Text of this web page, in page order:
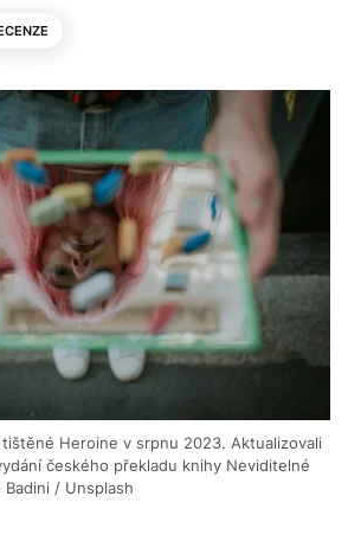
Heroine v srpnu 2023. Aktualizovali
českého překladu knihy Neviditelné
/ Unsplash